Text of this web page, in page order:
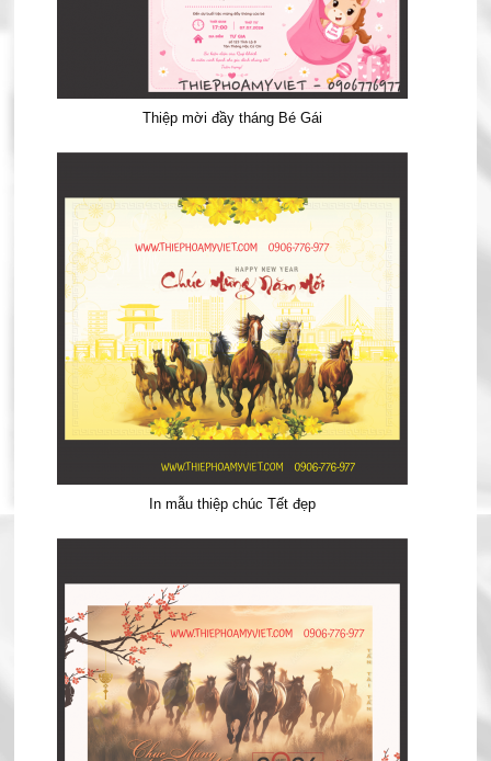
Thiệp mời đầy tháng Bé Gái
In mẫu thiệp chúc Tết đẹp